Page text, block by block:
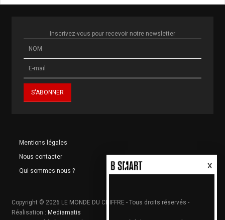
Inscrivez-vous pour recevoir notre newsletter
Mentions légales
Nous contacter
Qui sommes nous ?
Copyright © 2026 LE MONDE DU CHIFFRE - Tous droits réservés -
Réalisation : Mediamatis
X